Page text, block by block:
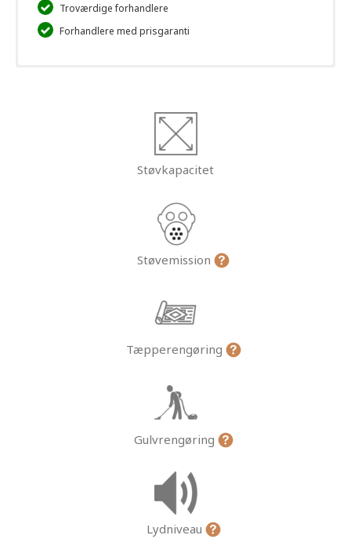
Troværdige forhandlere
Forhandlere med prisgaranti
Støvkapacitet
Støvemission
Tæpperengøring
Gulvrengøring
Lydniveau